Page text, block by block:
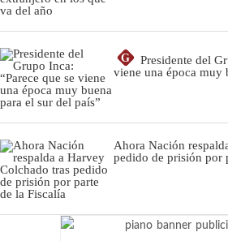
G
Presidente del
viene una época muy
Ahora Nación
pedido de prisión por